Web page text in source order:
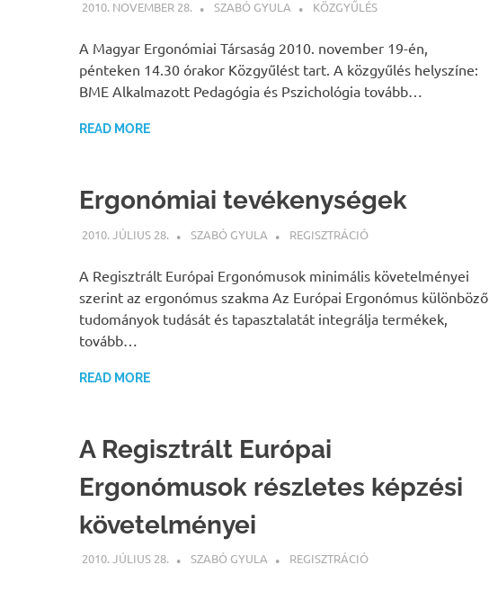
2010. NOVEMBER 28. SZABÓ GYULA KÖZGYŰLÉS
A Magyar Ergonómiai Társaság 2010. november 19-én,
pénteken 14.30 órakor Közgyűlést tart. A közgyűlés helyszíne:
BME Alkalmazott Pedagógia és Pszichológia tovább…
READ MORE
Ergonómiai tevékenységek
2010. JÚLIUS 28. SZABÓ GYULA REGISZTRÁCIÓ
A Regisztrált Európai Ergonómusok minimális követelményei
szerint az ergonómus szakma Az Európai Ergonómus különböző
tudományok tudását és tapasztalatát integrálja termékek,
tovább…
READ MORE
A Regisztrált Európai
Ergonómusok részletes képzési
követelményei
2010. JÚLIUS 28. SZABÓ GYULA REGISZTRÁCIÓ